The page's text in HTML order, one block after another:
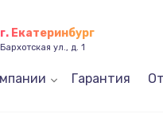
г. Екатеринбург
Бархотская ул., д. 1
Гарантия